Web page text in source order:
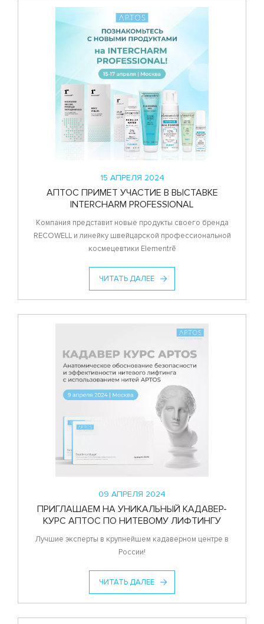
15 АПРЕЛЯ 2024
АПТОС ПРИМЕТ УЧАСТИЕ В ВЫСТАВКЕ
INTERCHARM PROFESSIONAL
Компания представит новые продукты своего бренда
RECOWELL и линейку швейцарской профессиональной
космецевтики Elementrē
ЧИТАТЬ ДАЛЕЕ
09 АПРЕЛЯ 2024
ПРИГЛАШАЕМ НА УНИКАЛЬНЫЙ КАДАВЕР-
КУРС АПТОС ПО НИТЕВОМУ ЛИФТИНГУ
Лучшие эксперты в крупнейшем кадаверном центре в
России!
ЧИТАТЬ ДАЛЕЕ